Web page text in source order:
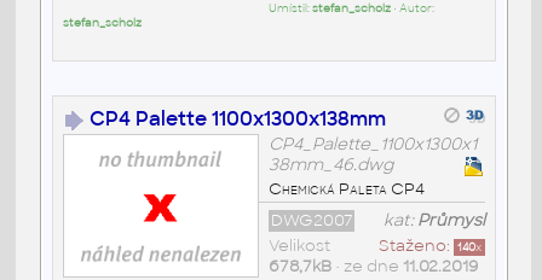
Umístil:stefan_scholz• Autor:
stefan_scholz
CP4 Palette 1100x1300x138mm
CP4_Palette_1100x1300x1
38mm_46.dwg
Chemická Paleta CP4
kat:Průmysl
DWG2007
Staženo: 140x
Velikost
678,7kB• ze dne 11.02.2019